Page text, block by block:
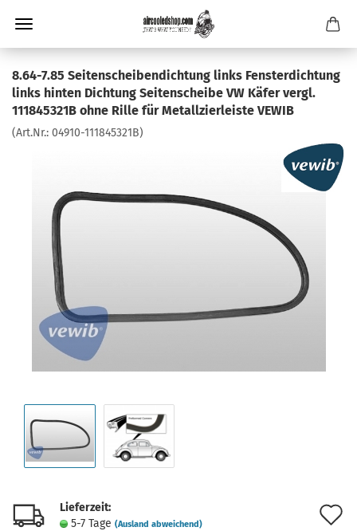
8.64-7.85 Seitenscheibendichtung links Fensterdichtung
links hinten Dichtung Seitenscheibe VW Käfer vergl.
111845321B ohne Rille für Metallzierleiste VEWIB
(Art.Nr.: 04910-111845321B)
Lieferzeit:
5-7 Tage (Ausland abweichend)